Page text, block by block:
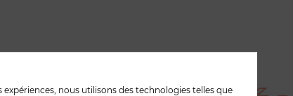
expériences, nous utilisons des technologies telles que